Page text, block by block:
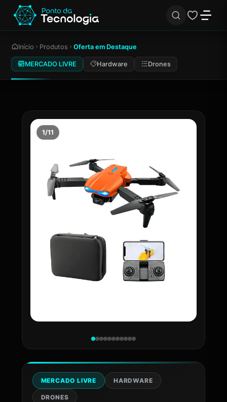
Início Produtos Oferta em Destaque
MERCADO LIVRE Hardware Drones
1/11
MERCADO LIVRE HARDWARE
DRONES